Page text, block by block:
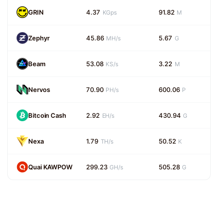
GRIN 4.37 KGps 91.82 M
Zephyr 45.86 MH/s 5.67 G
Beam 53.08 KS/s 3.22 M
Nervos 70.90 PH/s 600.06 P
Bitcoin Cash 2.92 EH/s 430.94 G
Nexa 1.79 TH/s 50.52 K
Quai KAWPOW 299.23 GH/s 505.28 G